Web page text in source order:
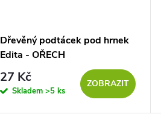
Dřevěný podtácek pod hrnek
Edita - OŘECH
27 Kč
Skladem >5 ks
ZOBRAZIT